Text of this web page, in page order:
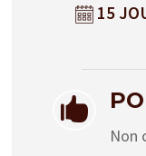
15

Non